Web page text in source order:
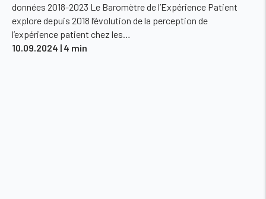
données 2018-2023 Le Baromètre de l’Expérience Patient
explore depuis 2018 l’évolution de la perception de
l’expérience patient chez les…
10.09.2024 | 4 min